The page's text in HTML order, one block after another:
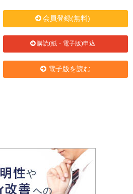
会員登録(無料)
購読(紙・電子版)申込
電子版を読む